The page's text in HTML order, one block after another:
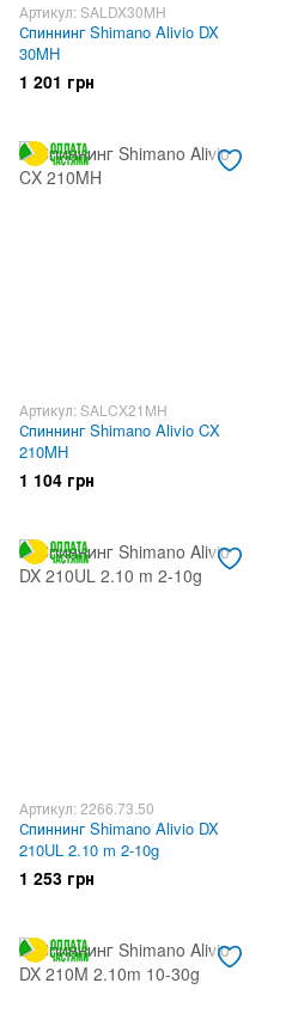
Артикул: SALDX30MH
Спиннинг Shimano Alivio DX
30MH
1 201 грн
Артикул: SALCX21MH
Спиннинг Shimano Alivio CX
210MH
1 104 грн
Артикул: 2266.73.50
Спиннинг Shimano Alivio DX
210UL 2.10 m 2-10g
1 253 грн